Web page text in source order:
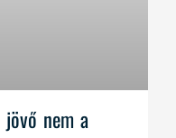
jövő nem a